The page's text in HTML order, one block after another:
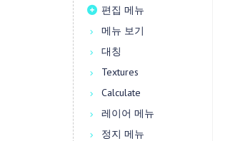
편집 메뉴
메뉴 보기
대칭
Textures
Calculate
레이어 메뉴
정지 메뉴